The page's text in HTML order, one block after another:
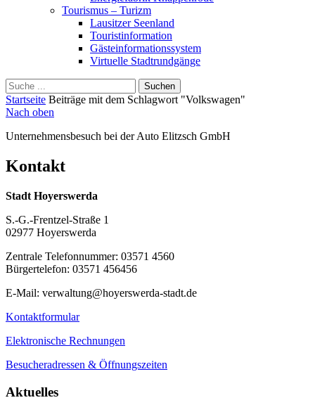
Tourismus – Turizm
Lausitzer Seenland
Touristinformation
Gästeinformationssystem
Virtuelle Stadtrundgänge
Suche
für:
Schliessen
Startseite Beiträge mit dem Schlagwort "Volkswagen"
Nach oben
Unternehmensbesuch bei der Auto Elitzsch GmbH
Kontakt
Stadt Hoyerswerda
S.-G.-Frentzel-Straße 1
02977 Hoyerswerda
Zentrale Telefonnummer: 03571 4560
Bürgertelefon: 03571 456456
E-Mail: verwaltung@hoyerswerda-stadt.de
Kontaktformular
Elektronische Rechnungen
Besucheradressen & Öffnungszeiten
Aktuelles